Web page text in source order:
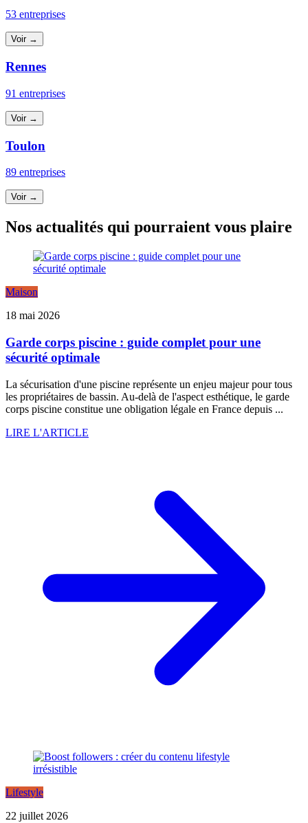
53 entreprises
Voir →
Rennes
91 entreprises
Voir →
Toulon
89 entreprises
Voir →
Nos actualités qui pourraient vous plaire
Maison
18 mai 2026
Garde corps piscine : guide complet pour une
sécurité optimale
La sécurisation d'une piscine représente un enjeu majeur pour tous
les propriétaires de bassin. Au-delà de l'aspect esthétique, le garde
corps piscine constitue une obligation légale en France depuis ...
LIRE L'ARTICLE
Lifestyle
22 juillet 2026